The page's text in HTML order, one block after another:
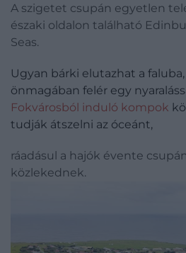
A szigetet csupán egyetlen
északi oldalon található
Seas.
Ugyan bárki elutazhat a
önmagában felér egy
Fokvárosból induló kompok
tudják átszelni az óceánt,
ráadásul a hajók évente
közlekednek.